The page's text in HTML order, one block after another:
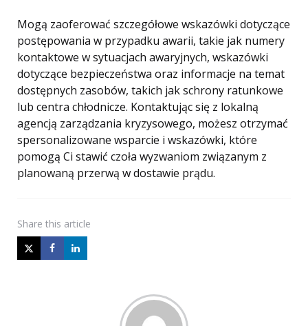
Mogą zaoferować szczegółowe wskazówki dotyczące
postępowania w przypadku awarii, takie jak numery
kontaktowe w sytuacjach awaryjnych, wskazówki
dotyczące bezpieczeństwa oraz informacje na temat
dostępnych zasobów, takich jak schrony ratunkowe
lub centra chłodnicze. Kontaktując się z lokalną
agencją zarządzania kryzysowego, możesz otrzymać
spersonalizowane wsparcie i wskazówki, które
pomogą Ci stawić czoła wyzwaniom związanym z
planowaną przerwą w dostawie prądu.
Share this article